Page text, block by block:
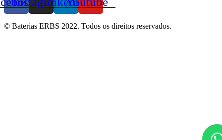
© Baterias ERBS 2022. Todos os direitos reservados.